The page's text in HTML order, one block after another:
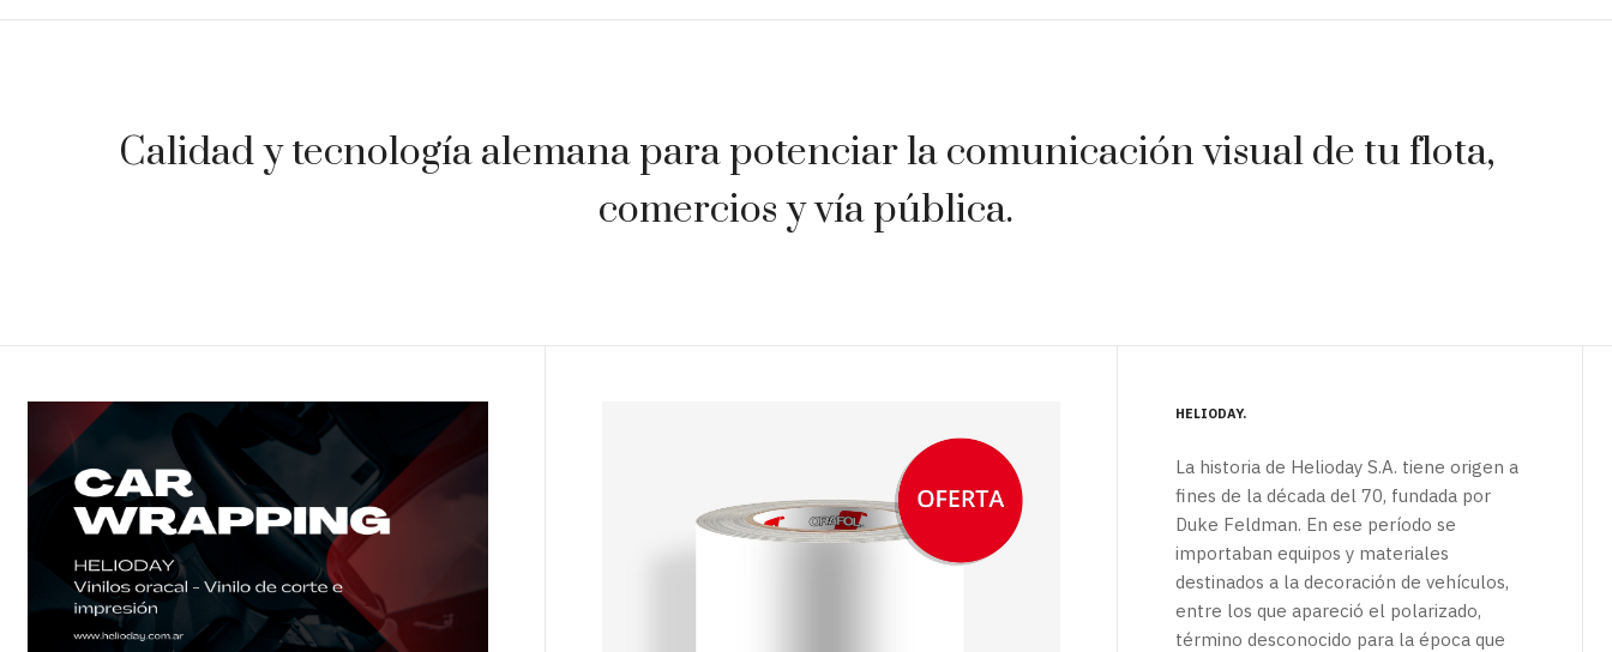
Calidad y tecnología alemana para potenciar la comunicación visual de tu flota,
comercios y vía pública.
HELIODAY
La historia de Helioday S.A. tiene origen a
fines de la década del 70, fundada por
Duke Feldman. En ese período se
importaban equipos y materiales
destinados a la decoración de vehículos,
entre los que apareció el polarizado,
término desconocido para la época que